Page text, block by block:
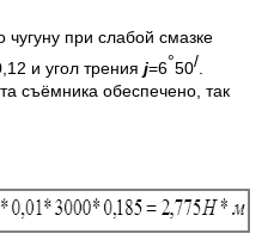
при слабой смазке
и угол трения j=6°50/
съёмника обеспечено, так